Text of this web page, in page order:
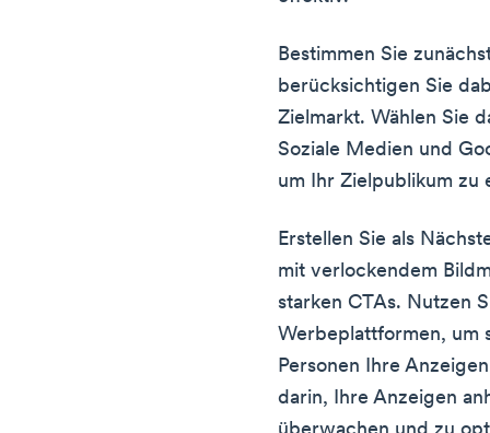
Bestimmen Sie
berücksichtigen Sie
Zielmarkt. Wählen Sie
Soziale Medien und
um Ihr Zielpublikum zu
Erstellen Sie als
mit verlockendem
starken CTAs. Nutzen
Werbeplattformen, um
Personen Ihre
darin, Ihre Anzeigen